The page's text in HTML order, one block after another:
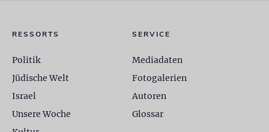
RESSORTS
Politik
Jüdische Welt
Israel
Unsere Woche
SERVICE
Mediadaten
Fotogalerien
Autoren
Glossar